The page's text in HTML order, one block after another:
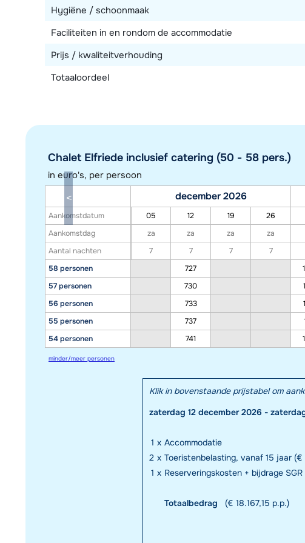
Hygiëne / schoonmaak
Faciliteiten in en rondom de accommodatie
Prijs / kwaliteitverhouding
Totaaloordeel
Chalet Elfriede inclusief catering (50 - 58 pers.)
in euro's, per persoon
Aankomstdatum
Aankomstdag
Aantal nachten
58 personen
57 personen
56 personen
55 personen
54 personen
december 2026
05 12 19 26
za
za za za
7
7 7 7
727
730
733
737
741
minder/meer personen
Klik in bovenstaande prijstabel om
zaterdag 12 december 2026 -
1 x Accommodatie
2 x Toeristenbelasting, vanaf 15 jaar (€
1 x Reserveringskosten + bijdrage
Totaalbedrag (€ 18.167,15 p.p.)